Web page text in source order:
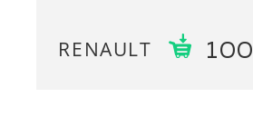
RENAULT 100